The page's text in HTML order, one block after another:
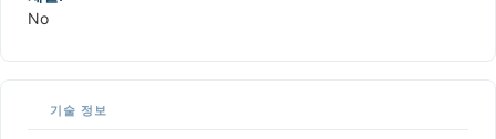
No
기술 정보